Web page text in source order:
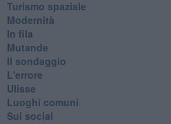
Turismo spaziale
Modernità
In fila
Mutande
Il sondaggio
L'errore
Ulisse
Luoghi comuni
Sui social